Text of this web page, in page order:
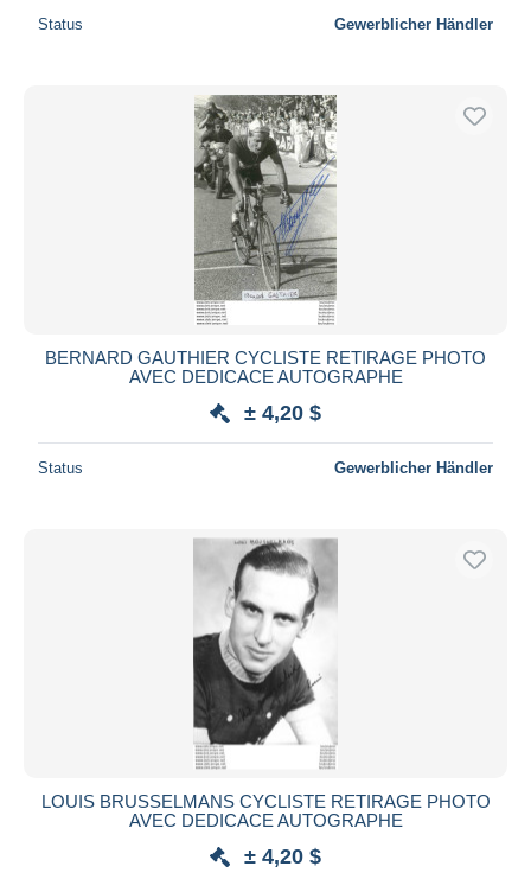
Status Gewerblicher Händler
BERNARD GAUTHIER CYCLISTE RETIRAGE PHOTO
AVEC DEDICACE AUTOGRAPHE
± 4,20 $
Status Gewerblicher Händler
LOUIS BRUSSELMANS CYCLISTE RETIRAGE PHOTO
AVEC DEDICACE AUTOGRAPHE
± 4,20 $